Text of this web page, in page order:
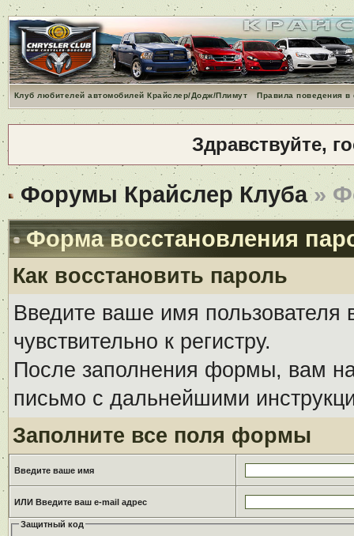
Клуб любителей автомобилей Крайслер/Додж/Плимут Правила поведения
Здравствуйте,
Форумы Крайслер Клуба»
Форма восстановления
Как восстановить пароль
Введите ваше имя
чувствительно к регистру.
После заполнения формы, вам на
письмо с дальнейшими
Заполните все поля формы
Введите ваше имя
ИЛИ Введите ваш e-mail адрес
Защитный код